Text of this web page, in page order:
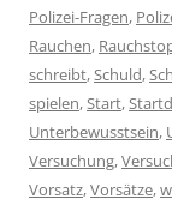
Polizei-Fragen,
Rauchen,
schreibt,Schuld,
spielen,Start,
Unterbewusstsein,
Versuchung,
Vorsatz,Vorsätze,